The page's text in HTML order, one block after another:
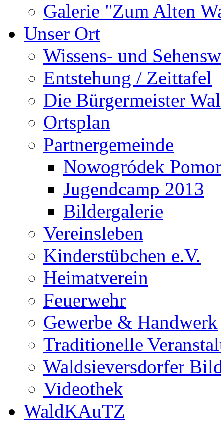
Galerie "Zum Alten
Unser Ort
Wissens- und
Entstehung / Zeittafel
Die Bürgermeister
Ortsplan
Partnergemeinde
Nowogródek
Jugendcamp 2013
Bildergalerie
Vereinsleben
Kinderstübchen e.V.
Heimatverein
Feuerwehr
Gewerbe & Handwerk
Traditionelle
Waldsieversdorfer
Videothek
WaldKAuTZ